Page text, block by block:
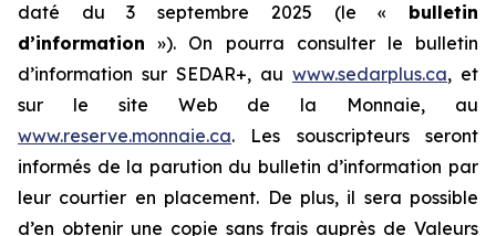
daté du 3 septembre 2025 (le « bulletin
d’information »). On pourra consulter le bulletin
d’information sur SEDAR+, au www.sedarplus.ca, et
sur le site Web de la Monnaie, au
www.reserve.monnaie.ca. Les souscripteurs seront
informés de la parution du bulletin d’information par
leur courtier en placement. De plus, il sera possible
d’en obtenir une copie sans frais auprès de Valeurs